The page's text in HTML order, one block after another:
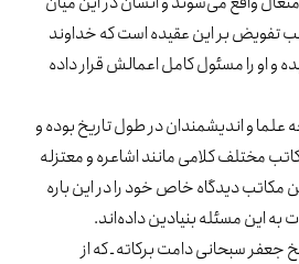
بر این عقیده است که خداوند
مسئول کامل اعمالش قرار داده
اندیشمندان در طول تاریخ بوده و
کلامی مانند اشاعره و معتزله
دیدگاه خاص خود را در این باره
مسئله بنیادین داده‌اند.
دامت برکاته ـ که از